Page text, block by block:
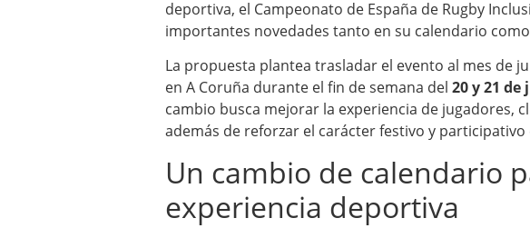
deportiva, el Campeonato de España de Rugby
importantes novedades tanto en su calendario
La propuesta plantea trasladar el evento al mes de
en A Coruña durante el fin de semana del 20 y 21 de
cambio busca mejorar la experiencia de jugadores,
además de reforzar el carácter festivo y
Un cambio de calendario
experiencia deportiva